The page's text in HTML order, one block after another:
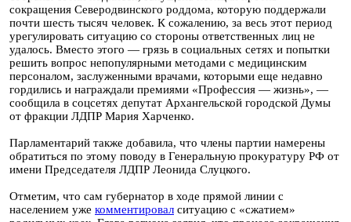
сокращения Северодвинского роддома, которую поддержали
почти шесть тысяч человек. К сожалению, за весь этот период
урегулировать ситуацию со стороны ответственных лиц не
удалось. Вместо этого — грязь в социальных сетях и попытки
решить вопрос непопулярными методами с медицинским
персоналом, заслуженными врачами, которыми еще недавно
гордились и награждали премиями «Профессия — жизнь», —
сообщила в соцсетях депутат Архангельской городской Думы
от фракции ЛДПР Мария Харченко.
Парламентарий также добавила, что члены партии намерены
обратиться по этому поводу в Генеральную прокуратуру РФ от
имени Председателя ЛДПР Леонида Слуцкого.
Отметим, что сам губернатор в ходе прямой линии с
населением уже комментировал ситуацию с «сжатием»